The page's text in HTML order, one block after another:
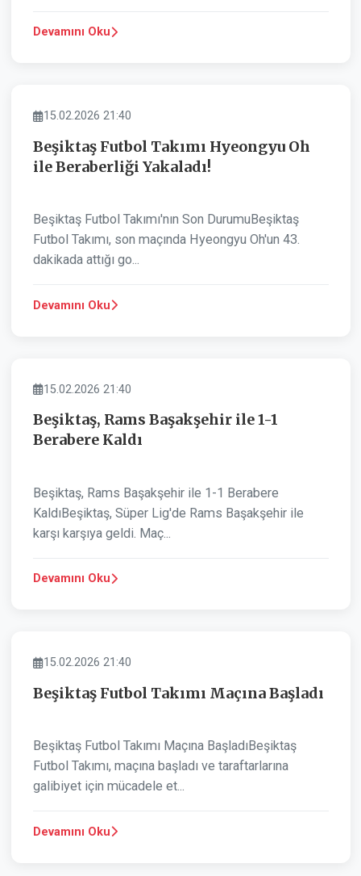
Devamını Oku
SPOR
15.02.2026 21:40
Beşiktaş Futbol Takımı Hyeongyu Oh
ile Beraberliği Yakaladı!
Beşiktaş Futbol Takımı'nın Son DurumuBeşiktaş
Futbol Takımı, son maçında Hyeongyu Oh'un 43.
dakikada attığı go...
Devamını Oku
SPOR
15.02.2026 21:40
Beşiktaş, Rams Başakşehir ile 1-1
Berabere Kaldı
Beşiktaş, Rams Başakşehir ile 1-1 Berabere
KaldıBeşiktaş, Süper Lig'de Rams Başakşehir ile
karşı karşıya geldi. Maç...
Devamını Oku
SPOR
15.02.2026 21:40
Beşiktaş Futbol Takımı Maçına Başladı
Beşiktaş Futbol Takımı Maçına BaşladıBeşiktaş
Futbol Takımı, maçına başladı ve taraftarlarına
galibiyet için mücadele et...
Devamını Oku